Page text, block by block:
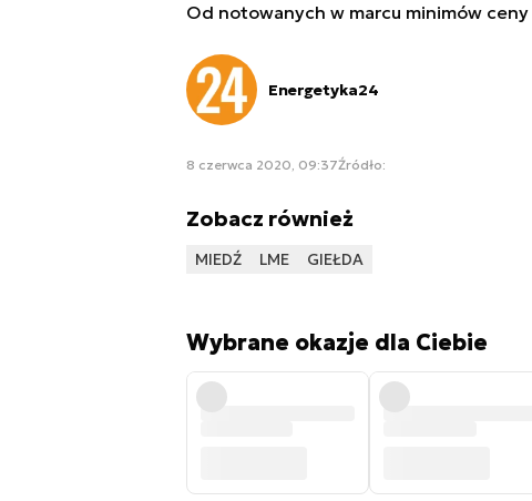
Od notowanych w marcu minimów ceny
Energetyka24
8 czerwca 2020, 09:37Źródło:
Zobacz również
MIEDŹ LME GIEŁDA
Wybrane okazje dla Ciebie